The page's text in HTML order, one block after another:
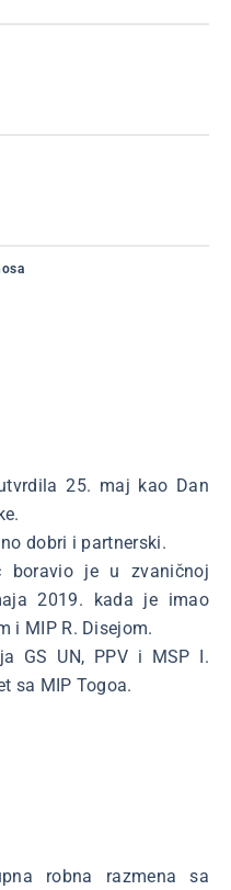
25. maj kao Dan
dobri i partnerski.
boravio je u zvaničnoj
2019. kada je imao
i MIP R. Disejom.
GS UN, PPV i MSP I.
sa MIP Togoa.
robna razmena sa